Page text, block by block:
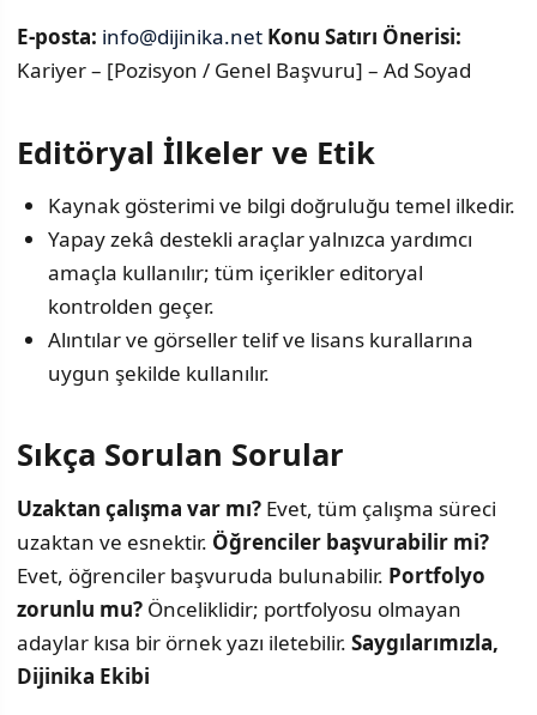
E-posta: info@dijinika.net Konu Satırı Önerisi:
Kariyer – [Pozisyon / Genel Başvuru] – Ad Soyad
Editöryal İlkeler ve Etik
Kaynak gösterimi ve bilgi doğruluğu temel ilkedir.
Yapay zekâ destekli araçlar yalnızca yardımcı
amaçla kullanılır; tüm içerikler editoryal
kontrolden geçer.
Alıntılar ve görseller telif ve lisans kurallarına
uygun şekilde kullanılır.
Sıkça Sorulan Sorular
Uzaktan çalışma var mı? Evet, tüm çalışma süreci
uzaktan ve esnektir. Öğrenciler başvurabilir mi?
Evet, öğrenciler başvuruda bulunabilir. Portfolyo
zorunlu mu? Önceliklidir; portfolyosu olmayan
adaylar kısa bir örnek yazı iletebilir. Saygılarımızla,
Dijinika Ekibi